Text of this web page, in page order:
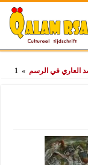
العاري في الرسم »
1